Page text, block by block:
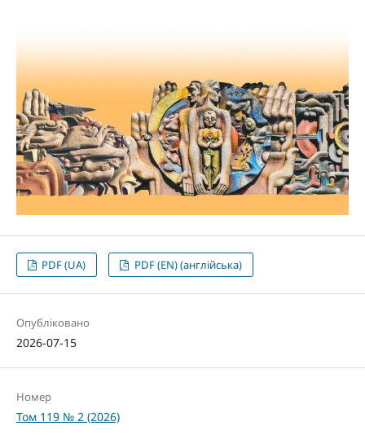
PDF (UA) PDF (EN) (англійська)
Опубліковано
2026-07-15
Номер
Том 119 № 2 (2026)